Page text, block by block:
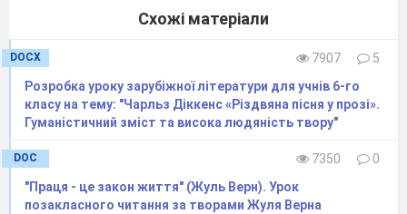
Схожі матеріали
DOCX 7907
5
Розробка уроку зарубіжної літератури для учнів 6-го
класу на тему: "Чарльз Діккенс «Різдвяна пісня у прозі».
Гуманістичний зміст та висока людяність твору"
DOC 7350
0
"Праця - це закон життя" (Жуль Верн). Урок
позакласного читання за творами Жуля Верна